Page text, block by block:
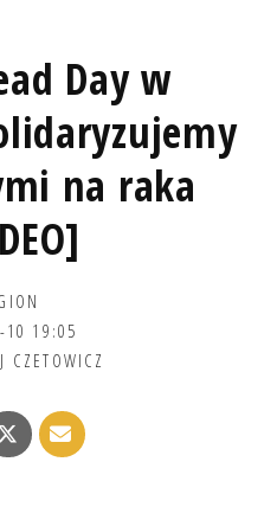
Day w
na raka
10 19:05
CZETOWICZ